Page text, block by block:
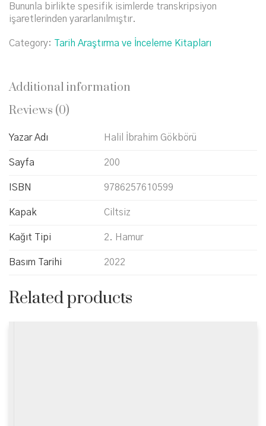
Bununla birlikte spesifik isimlerde transkripsiyon
işaretlerinden yararlanılmıştır.
Category: Tarih Araştırma ve İnceleme Kitapları
Additional information
Reviews (0)
Yazar Adı Halil İbrahim Gökbörü
Sayfa 200
ISBN 9786257610599
Kapak Ciltsiz
Kağıt Tipi 2. Hamur
Basım Tarihi 2022
Related products